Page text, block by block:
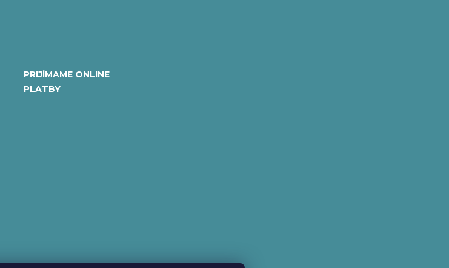
PRIJÍMAME ONLINE
PLATBY